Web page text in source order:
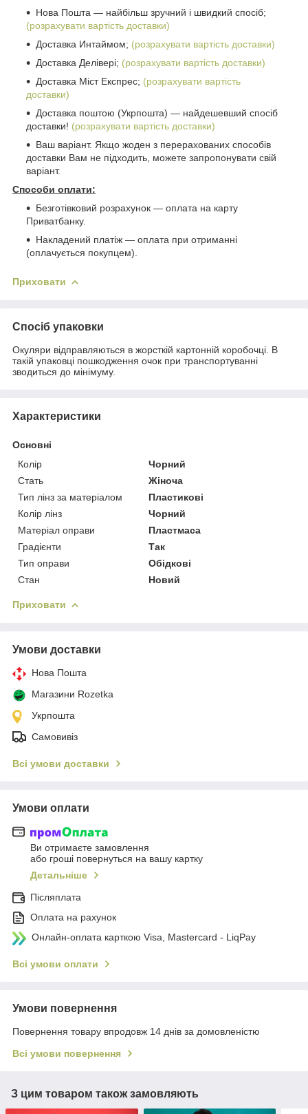
Нова Пошта ― найбільш зручний і швидкий спосіб;
(розрахувати вартість доставки)
Доставка Интаймом; (розрахувати вартість доставки)
Доставка Делівері; (розрахувати вартість доставки)
Доставка Міст Експрес; (розрахувати вартість
доставки)
Доставка поштою (Укрпошта) ― найдешевший спосіб
доставки! (розрахувати вартість доставки)
Ваш варіант. Якщо жоден з перерахованих способів
доставки Вам не підходить, можете запропонувати свій
варіант.
Способи оплати:
Безготівковий розрахунок ― оплата на карту
Приватбанку.
Накладений платіж ― оплата при отриманні
(оплачується покупцем).
Приховати
Спосіб упаковки
Окуляри відправляються в жорсткій картонній коробочці. В
такій упаковці пошкодження очок при транспортуванні
зводиться до мінімуму.
Характеристики
Основні
Колір
Чорний
Стать
Жіноча
Тип лінз за матеріалом
Пластикові
Колір лінз
Чорний
Матеріал оправи
Пластмаса
Градієнти
Так
Тип оправи
Обідкові
Стан
Новий
Приховати
Умови доставки
Нова Пошта
Магазини Rozetka
Укрпошта
Самовивіз
Всі умови доставки
Умови оплати
Ви отримаєте замовлення
або гроші повернуться на вашу картку
Детальніше
Післяплата
Оплата на рахунок
Онлайн-оплата карткою Visa, Mastercard - LiqPay
Всі умови оплати
Умови повернення
Повернення товару впродовж 14 днів за домовленістю
Всі умови повернення
З цим товаром також замовляють